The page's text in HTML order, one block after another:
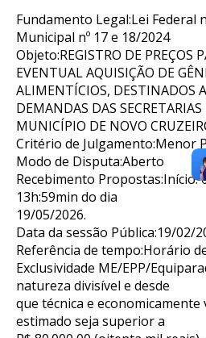
Fundamento Legal:Lei Federal
Municipal nº 17 e 18/2024
Objeto:REGISTRO DE PREÇOS
EVENTUAL AQUISIÇÃO DE
ALIMENTÍCIOS, DESTINADOS
DEMANDAS DAS SECRETARIAS
MUNICÍPIO DE NOVO
Critério de Julgamento:Menor
Modo de Disputa:Aberto
Recebimento Propostas:Início:
13h:59min do dia
19/05/2026.
Data da sessão Pública:19/02/
Referência de tempo:Horário
Exclusividade ME/EPP/
natureza divisível e desde
que técnica e economicamente
estimado seja superior a